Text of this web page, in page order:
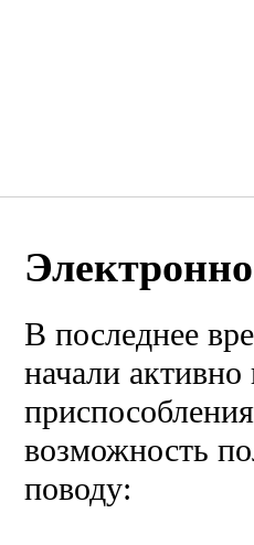
В последнее
начали
возможность
поводу: